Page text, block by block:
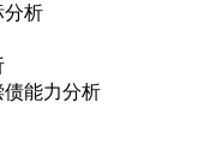
析
能力分析